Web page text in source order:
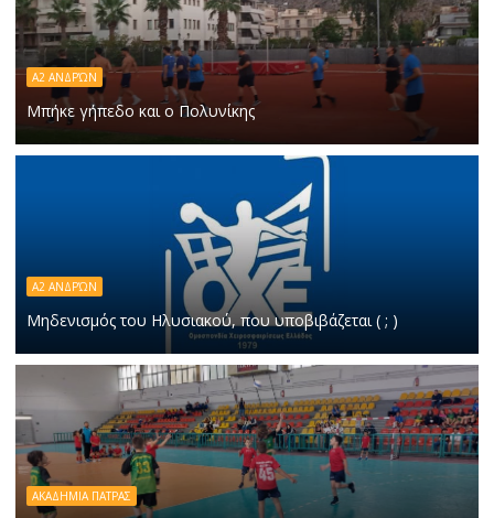
Α2 ΑΝΔΡΏΝ
Μπήκε γήπεδο και ο Πολυνίκης
Α2 ΑΝΔΡΏΝ
Μηδενισμός του Ηλυσιακού, που υποβιβάζεται ( ; )
ΑΚΑΔΗΜΙΑ ΠΑΤΡΑΣ